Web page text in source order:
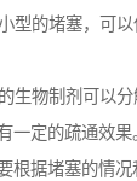
型的堵塞，可
生物制剂可以
一定的疏通效果
根据堵塞的情